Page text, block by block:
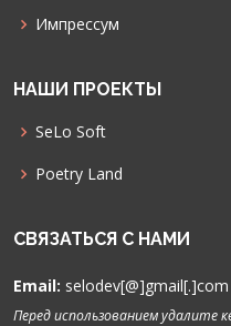
Импрессум
НАШИ ПРОЕКТЫ
SeLo Soft
Poetry Land
СВЯЗАТЬСЯ С НАМИ
Email: selodev[@]gmail[.]com
Перед использованием удалите